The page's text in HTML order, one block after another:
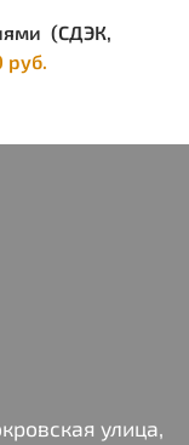
(СДЭК,
руб.
улица,